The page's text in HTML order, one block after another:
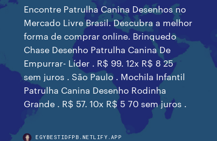
Encontre Patrulha Canina Desenhos no
Mercado Livre Brasil. Descubra a melhor
forma de comprar online. Brinquedo
Chase Desenho Patrulha Canina De
Empurrar- Líder . R$ 99. 12x R$ 8 25
sem juros . São Paulo . Mochila Infantil
Patrulha Canina Desenho Rodinha
Grande . R$ 57. 10x R$ 5 70 sem juros .
EGYBESTIDFPB.NETLIFY.APP